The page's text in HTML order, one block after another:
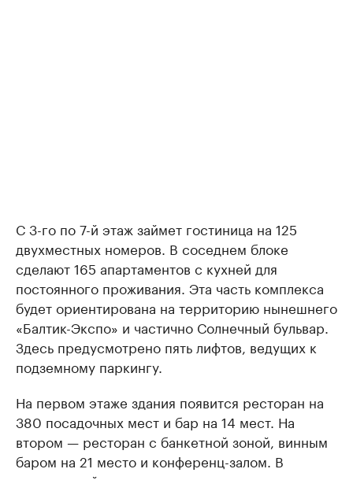
С 3-го по 7-й этаж займет гостиница на 125
двухместных номеров. В соседнем блоке
сделают 165 апартаментов с кухней для
постоянного проживания. Эта часть комплекса
будет ориентирована на территорию нынешнего
«Балтик-Экспо» и частично Солнечный бульвар.
Здесь предусмотрено пять лифтов, ведущих к
подземному паркингу.
На первом этаже здания появится ресторан на
380 посадочных мест и бар на 14 мест. На
втором — ресторан с банкетной зоной, винным
баром на 21 место и конференц-залом. В